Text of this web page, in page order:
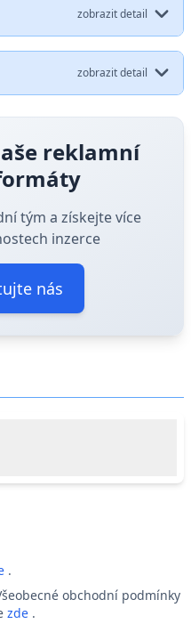
zobrazit detail
zobrazit detail
reklamní
tým a získejte více
inzerce
nás
.
obchodní podmínky
zde .